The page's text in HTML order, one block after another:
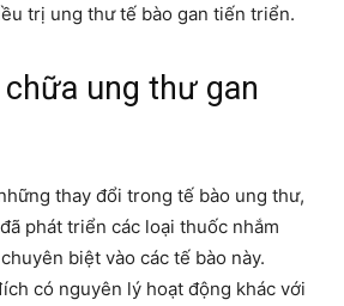
trị ung thư tế bào gan tiến triển.
ung thư gan
thay đổi trong tế bào ung thư,
phát triển các loại thuốc nhắm
biệt vào các tế bào này.
có nguyên lý hoạt động khác với